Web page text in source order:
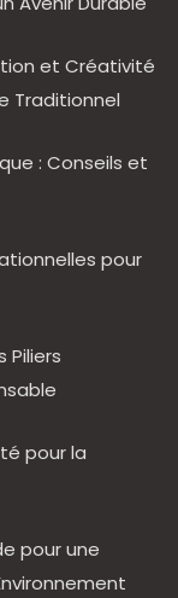
et Créativité
Traditionnel
: Conseils et
pour
Piliers
pour la
pour une